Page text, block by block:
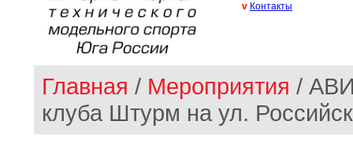
v Контакты
Главная / Мероприятия /
клуба Штурм на ул.